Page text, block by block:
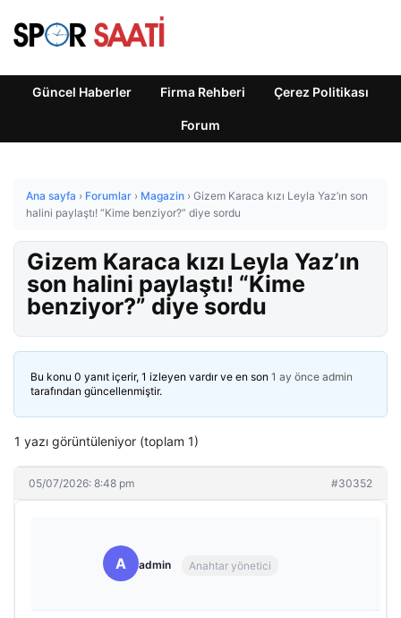
Güncel Haberler Firma Rehberi Çerez Politikası
Forum
Ana sayfa › Forumlar › Magazin › Gizem Karaca kızı Leyla Yaz’ın son
halini paylaştı! “Kime benziyor?” diye sordu
Gizem Karaca kızı Leyla Yaz’ın
son halini paylaştı! “Kime
benziyor?” diye sordu
Bu konu 0 yanıt içerir, 1 izleyen vardır ve en son 1 ay önce admin
tarafından güncellenmiştir.
1 yazı görüntüleniyor (toplam 1)
05/07/2026: 8:48 pm #30352
A admin Anahtar yönetici